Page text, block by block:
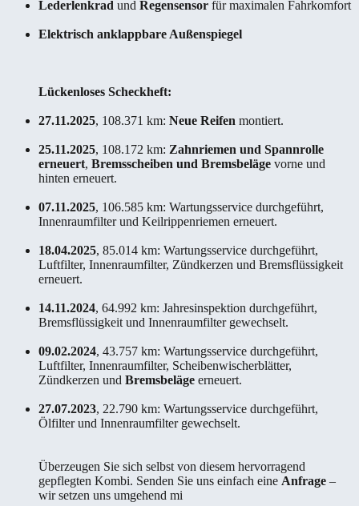
Lederlenkrad und Regensensor für maximalen Fahrkomfort
Elektrisch anklappbare Außenspiegel
Lückenloses Scheckheft:
27.11.2025, 108.371 km: Neue Reifen montiert.
25.11.2025, 108.172 km: Zahnriemen und Spannrolle
erneuert, Bremsscheiben und Bremsbeläge vorne und
hinten erneuert.
07.11.2025, 106.585 km: Wartungsservice durchgeführt,
Innenraumfilter und Keilrippenriemen erneuert.
18.04.2025, 85.014 km: Wartungsservice durchgeführt,
Luftfilter, Innenraumfilter, Zündkerzen und Bremsflüssigkeit
erneuert.
14.11.2024, 64.992 km: Jahresinspektion durchgeführt,
Bremsflüssigkeit und Innenraumfilter gewechselt.
09.02.2024, 43.757 km: Wartungsservice durchgeführt,
Luftfilter, Innenraumfilter, Scheibenwischerblätter,
Zündkerzen und Bremsbeläge erneuert.
27.07.2023, 22.790 km: Wartungsservice durchgeführt,
Ölfilter und Innenraumfilter gewechselt.
Überzeugen Sie sich selbst von diesem hervorragend
gepflegten Kombi. Senden Sie uns einfach eine Anfrage –
wir setzen uns umgehend mi